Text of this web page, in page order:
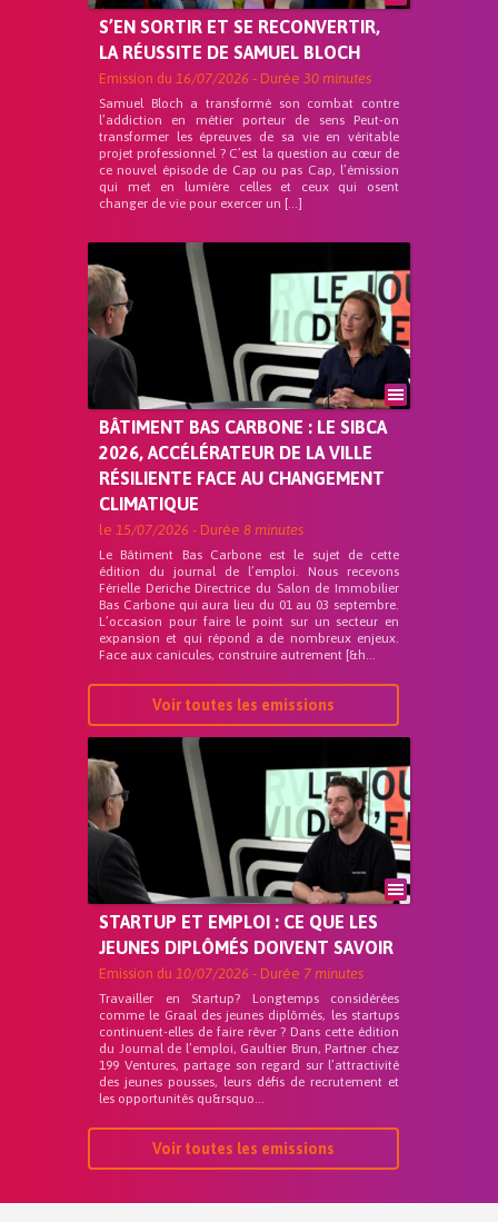
S’EN SORTIR ET SE RECONVERTIR,
LA RÉUSSITE DE SAMUEL BLOCH
Emission du 16/07/2026 - Durée 30 minutes
Samuel Bloch a transformé son combat contre
l’addiction en métier porteur de sens Peut-on
transformer les épreuves de sa vie en véritable
projet professionnel ? C’est la question au cœur de
ce nouvel épisode de Cap ou pas Cap, l’émission
qui met en lumière celles et ceux qui osent
changer de vie pour exercer un […]
BÂTIMENT BAS CARBONE : LE SIBCA
2026, ACCÉLÉRATEUR DE LA VILLE
RÉSILIENTE FACE AU CHANGEMENT
CLIMATIQUE
le 15/07/2026 - Durée 8 minutes
Le Bâtiment Bas Carbone est le sujet de cette
édition du journal de l’emploi. Nous recevons
Férielle Deriche Directrice du Salon de Immobilier
Bas Carbone qui aura lieu du 01 au 03 septembre.
L’occasion pour faire le point sur un secteur en
expansion et qui répond a de nombreux enjeux.
Face aux canicules, construire autrement [&h...
Voir toutes les emissions
STARTUP ET EMPLOI : CE QUE LES
JEUNES DIPLÔMÉS DOIVENT SAVOIR
Emission du 10/07/2026 - Durée 7 minutes
Travailler en Startup? Longtemps considérées
comme le Graal des jeunes diplômés, les startups
continuent-elles de faire rêver ? Dans cette édition
du Journal de l’emploi, Gaultier Brun, Partner chez
199 Ventures, partage son regard sur l’attractivité
des jeunes pousses, leurs défis de recrutement et
les opportunités qu&rsquo...
Voir toutes les emissions